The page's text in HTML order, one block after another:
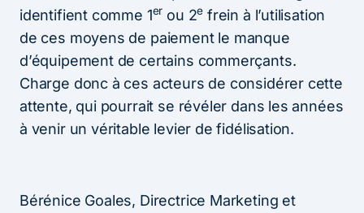
identifient comme 1er ou 2e frein à l’utilisation
de ces moyens de paiement le manque
d’équipement de certains commerçants.
Charge donc à ces acteurs de considérer cette
attente, qui pourrait se révéler dans les années
à venir un véritable levier de fidélisation.
Bérénice Goales, Directrice Marketing et